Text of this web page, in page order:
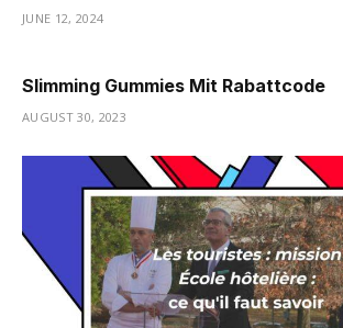
JUNE 12, 2024
Slimming Gummies Mit Rabattcode
AUGUST 30, 2023